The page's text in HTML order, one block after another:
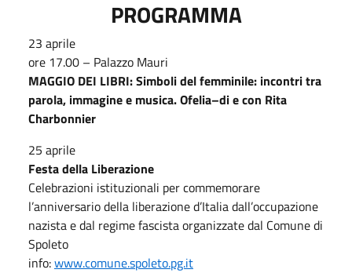
PROGRAMMA
23 aprile
ore 17.00 – Palazzo Mauri
MAGGIO DEI LIBRI:Simboli del femminile: incontri tra
parola, immagine e musica. Ofelia–di e con Rita
Charbonnier
25 aprile
Festa della Liberazione
Celebrazioni istituzionali per commemorare
l’anniversario della liberazione d’Italia dall’occupazione
nazista e dal regime fascista organizzate dal Comune di
Spoleto
info:www.comune.spoleto.pg.it